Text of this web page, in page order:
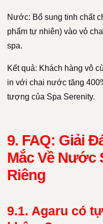
Nước: Bổ sung tinh chất
phẩm tự nhiên) vào vỏ
spa.
Kết quả: Khách hàng vô
in với chai nước tăng
tượng của Spa Serenity.
9. FAQ: Giải
Mắc Về Nước
Riêng
9.1. Agaru có